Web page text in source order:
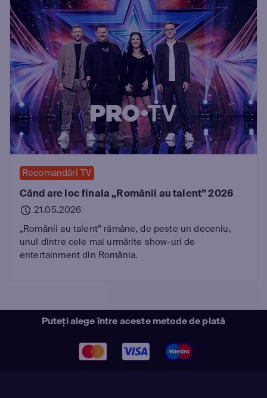
Recomandări TV
Când are loc finala „Românii au talent” 2026
21.05.2026
„Românii au talent” rămâne, de peste un deceniu,
unul dintre cele mai urmărite show-uri de
entertainment din România.
Puteți alege între aceste metode de plată